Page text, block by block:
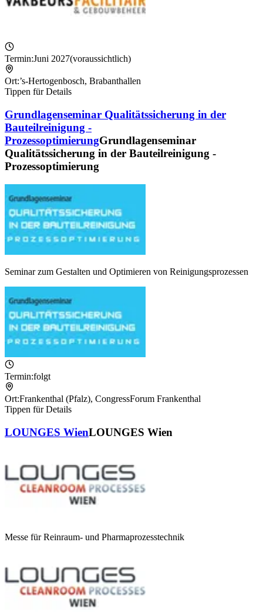
Termin:Juni 2027(voraussichtlich)
Ort:’s-Hertogenbosch, Brabanthallen
Tippen für Details
Grundlagenseminar Qualitätssicherung in der
Bauteilreinigung -
ProzessoptimierungGrundlagenseminar
Qualitätssicherung in der Bauteilreinigung -
Prozessoptimierung
Seminar zum Gestalten und Optimieren von Reinigungsprozessen
Termin:folgt
Ort:Frankenthal (Pfalz), CongressForum Frankenthal
Tippen für Details
LOUNGES WienLOUNGES Wien
Messe für Reinraum- und Pharmaprozesstechnik